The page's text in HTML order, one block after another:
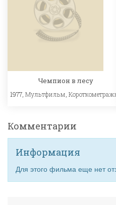
Чемпион в лесу
1977, Мультфильм
Комментарии
Информация
Для этого фильма еще нет